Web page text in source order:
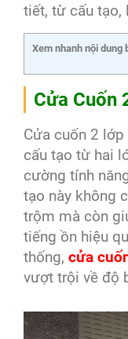
tiết, từ cấu tạo,
Xem nhanh nội dung
Cửa Cuốn
Cửa cuốn 2
cấu tạo từ hai
cường tính
tạo này không
trộm mà còn
tiếng ồn hiệu
thống, cửa
vượt trội về độ